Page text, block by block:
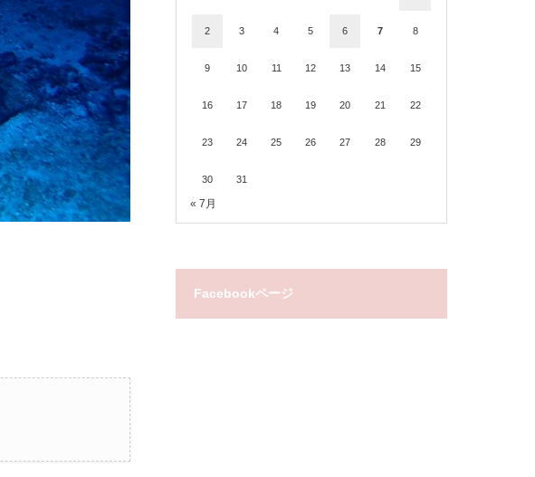
2 3 4 5 6 7 8
9 10 11 12 13 14 15
16 17 18 19 20 21 22
23 24 25 26 27 28 29
30 31
« 7月
Facebookページ